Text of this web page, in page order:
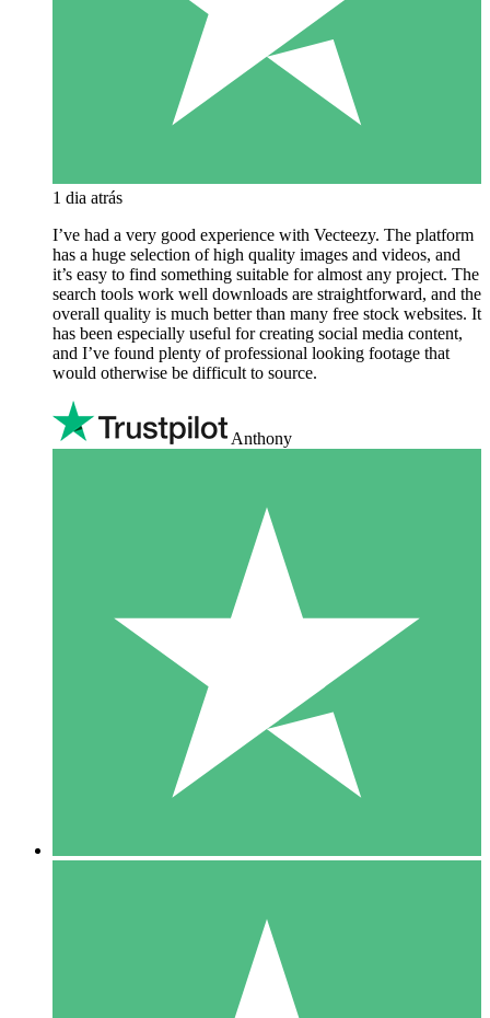
1 dia atrás
I’ve had a very good experience with Vecteezy. The platform
has a huge selection of high quality images and videos, and
it’s easy to find something suitable for almost any project. The
search tools work well downloads are straightforward, and the
overall quality is much better than many free stock websites. It
has been especially useful for creating social media content,
and I’ve found plenty of professional looking footage that
would otherwise be difficult to source.
Anthony